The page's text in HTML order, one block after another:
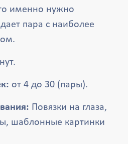
именно нужно
пара с наиболее
от 4 до 30 (пары).
Повязки на глаза,
шаблонные картинки